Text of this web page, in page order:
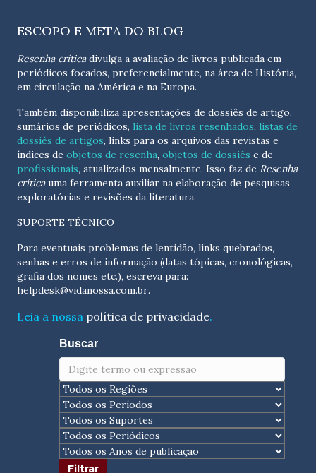
ESCOPO E META DO BLOG
Resenha críticadivulga a avaliação de livros publicada em
periódicos focados, preferencialmente, na área de História,
em circulação na América e na Europa.
Também disponibiliza apresentações de dossiês de artigo,
sumários de periódicos, lista de livros resenhados, listas de
dossiês de artigos, links para os arquivos das revistas e
índices de objetos de resenha, objetos de dossiês e de
profissionais, atualizados mensalmente. Isso faz de Resenha
críticauma ferramenta auxiliar na elaboração de pesquisas
exploratórias e revisões da literatura.
SUPORTE TÉCNICO
Para eventuais problemas de lentidão, links quebrados,
senhas e erros de informação (datas tópicas, cronológicas,
helpdesk@vidanossa.com.br.
Leia a nossa política de privacidade.
Buscar